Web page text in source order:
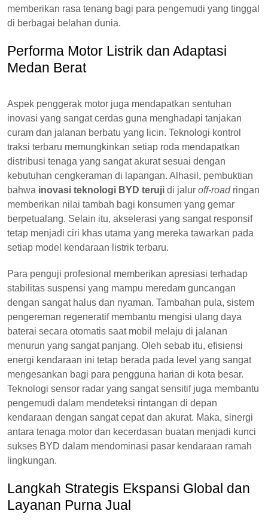
memberikan rasa tenang bagi para pengemudi yang tinggal
di berbagai belahan dunia.
Performa Motor Listrik dan Adaptasi
Medan Berat
Aspek penggerak motor juga mendapatkan sentuhan
inovasi yang sangat cerdas guna menghadapi tanjakan
curam dan jalanan berbatu yang licin. Teknologi kontrol
traksi terbaru memungkinkan setiap roda mendapatkan
distribusi tenaga yang sangat akurat sesuai dengan
kebutuhan cengkeraman di lapangan. Alhasil, pembuktian
bahwa inovasi teknologi BYD teruji di jalur off-roadringan
memberikan nilai tambah bagi konsumen yang gemar
berpetualang. Selain itu, akselerasi yang sangat responsif
tetap menjadi ciri khas utama yang mereka tawarkan pada
setiap model kendaraan listrik terbaru.
Para penguji profesional memberikan apresiasi terhadap
stabilitas suspensi yang mampu meredam guncangan
dengan sangat halus dan nyaman. Tambahan pula, sistem
pengereman regeneratif membantu mengisi ulang daya
baterai secara otomatis saat mobil melaju di jalanan
menurun yang sangat panjang. Oleh sebab itu, efisiensi
energi kendaraan ini tetap berada pada level yang sangat
mengesankan bagi para pengguna harian di kota besar.
Teknologi sensor radar yang sangat sensitif juga membantu
pengemudi dalam mendeteksi rintangan di depan
kendaraan dengan sangat cepat dan akurat. Maka, sinergi
antara tenaga motor dan kecerdasan buatan menjadi kunci
sukses BYD dalam mendominasi pasar kendaraan ramah
lingkungan.
Langkah Strategis Ekspansi Global dan
Layanan Purna Jual